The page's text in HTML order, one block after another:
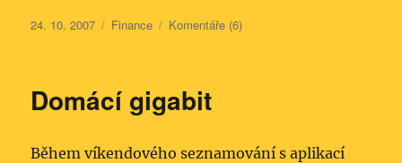
Publikováno:
24. 10. 2007 Rubriky:
Finance Komentáře (6)
Domácí gigabit
Během víkendového seznamování s aplikací